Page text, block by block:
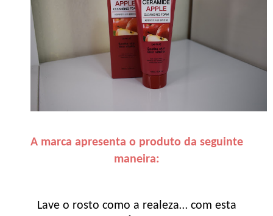
A marca apresenta o produto da seguinte
maneira:
Lave o rosto como a realeza… com esta